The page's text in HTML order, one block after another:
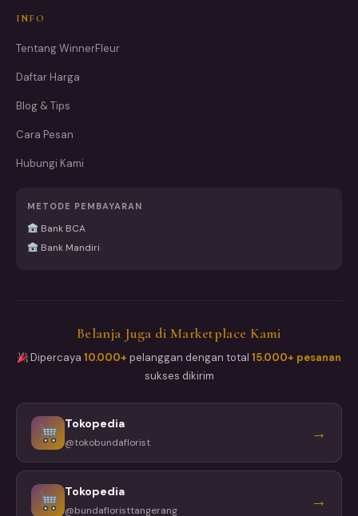
INFO
Tentang WinnerFleur
Daftar Harga
Blog & Tips
Cara Pesan
Hubungi Kami
METODE PEMBAYARAN
Bank BCA
Bank Mandiri
Belanja Juga di Marketplace Kami
Dipercaya10.000+ pelanggan dengan total15.000+ pesanan
sukses dikirim
Tokopedia
@tokobundaflorist →
Tokopedia
@bundafloristtangerang →